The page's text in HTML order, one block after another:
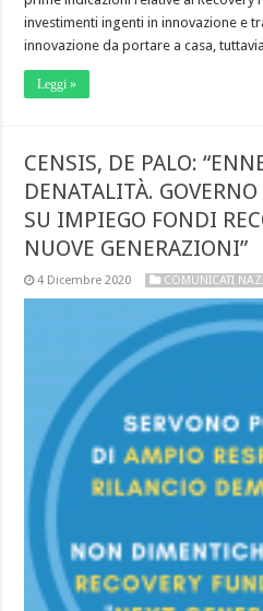
investimenti ingenti in innovazione e
innovazione da portare a casa,
Leggi »
CENSIS, DE PALO:
DENATALITÀ.
SU IMPIEGO FONDI
NUOVE GENERAZIONI”
4 Dicembre 2020 COMUNICATI